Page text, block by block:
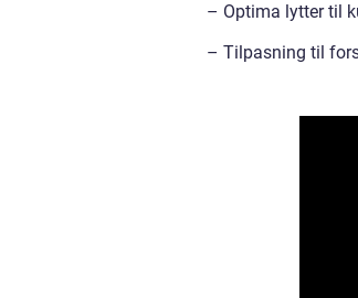
– Optima lytter til
– Tilpasning til